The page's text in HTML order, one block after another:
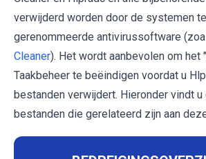
verwijderd worden door de systemen
gerenommeerde antivirussoftware
Cleaner). Het wordt aanbevolen om het
Taakbeheer te beëindigen voordat u
bestanden verwijdert. Hieronder vindt
bestanden die gerelateerd zijn aan